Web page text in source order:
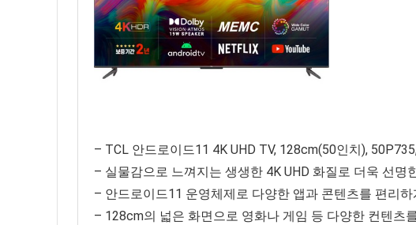
– TCL 안드로이드11 4K UHD TV, 128cm(50인치),
– 실물감으로 느껴지는 생생한 4K UHD 화질로 더욱 선명
– 안드로이드11 운영체제로 다양한 앱과 콘텐츠를 편리
– 128cm의 넓은 화면으로 영화나 게임 등 다양한 컨텐츠